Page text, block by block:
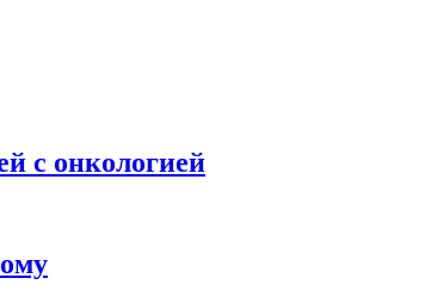
с онкологией